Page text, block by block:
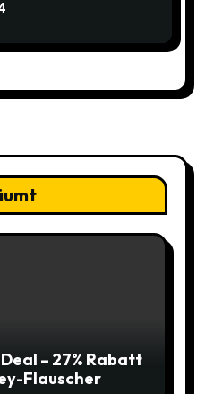
– 27% Rabatt
Flauscher